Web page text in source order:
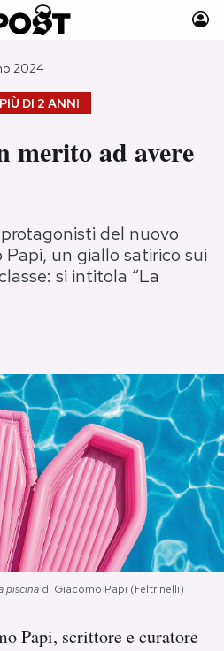
Auto
Moda
Storie/Idee
Ok Boomer!
Media
DI 2 ANNI
2024
merito ad avere
del nuovo
Papi, un giallo satirico sui
si intitola “La
piscina di Giacomo Papi (Feltrinelli)
Papi, scrittore e curatore